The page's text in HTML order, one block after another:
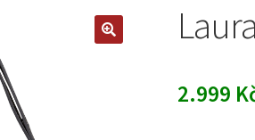
2.999